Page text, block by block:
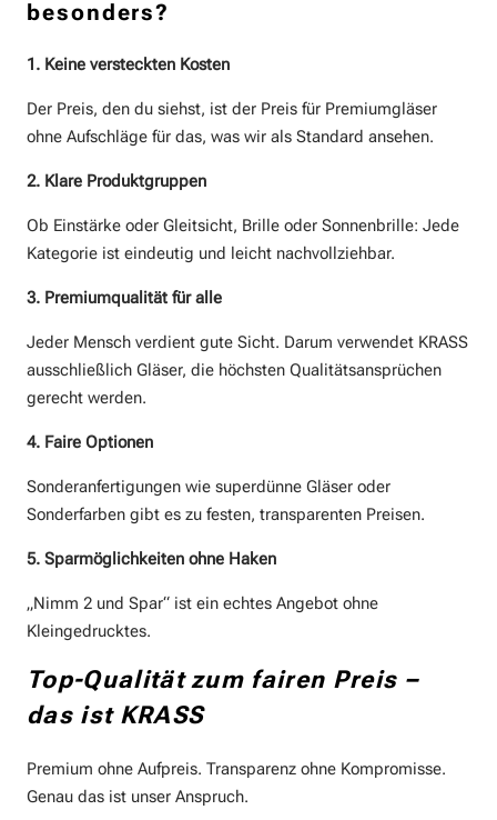
besonders?
1. Keine versteckten Kosten
Der Preis, den du siehst, ist der Preis für Premiumgläser
ohne Aufschläge für das, was wir als Standard ansehen.
2. Klare Produktgruppen
Ob Einstärke oder Gleitsicht, Brille oder Sonnenbrille: Jede
Kategorie ist eindeutig und leicht nachvollziehbar.
3. Premiumqualität für alle
Jeder Mensch verdient gute Sicht. Darum verwendet KRASS
ausschließlich Gläser, die höchsten Qualitätsansprüchen
gerecht werden.
4. Faire Optionen
Sonderanfertigungen wie superdünne Gläser oder
Sonderfarben gibt es zu festen, transparenten Preisen.
5. Sparmöglichkeiten ohne Haken
„Nimm 2 und Spar“ ist ein echtes Angebot ohne
Kleingedrucktes.
Top-Qualität zum fairen Preis –
das ist KRASS
Premium ohne Aufpreis. Transparenz ohne Kompromisse.
Genau das ist unser Anspruch.